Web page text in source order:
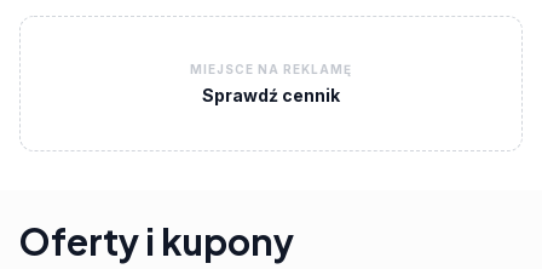
MIEJSCE NA REKLAMĘ
Sprawdź cennik
Oferty i kupony